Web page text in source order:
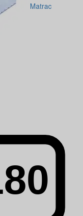
Matrac